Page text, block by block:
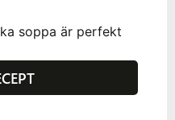
soppa är perfekt